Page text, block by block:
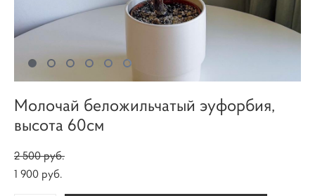
Молочай беложильчатый эуфорбия,
высота 60см
2 500 pуб.
1 900 pуб.